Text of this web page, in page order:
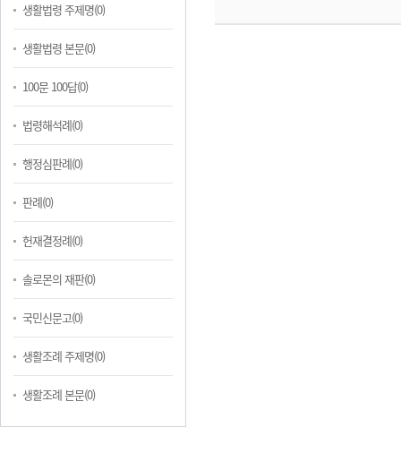
생활법령 주제명(0)
생활법령 본문(0)
100문 100답(0)
법령해석례(0)
행정심판례(0)
판례(0)
헌재결정례(0)
솔로몬의 재판(0)
국민신문고(0)
생활조례 주제명(0)
생활조례 본문(0)